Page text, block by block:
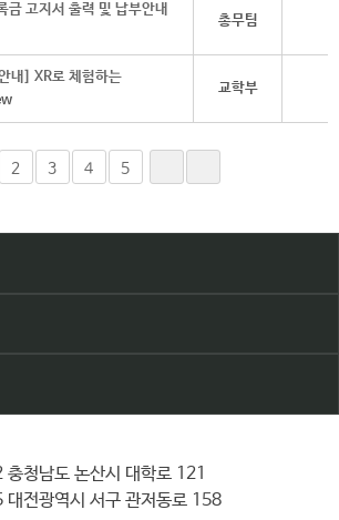
고지서 출력 및 납부안내
총무팀
내] XR로 체험하는
교학부
2 3 4 5
충청남도 논산시 대학로 121
대전광역시 서구 관저동로 158